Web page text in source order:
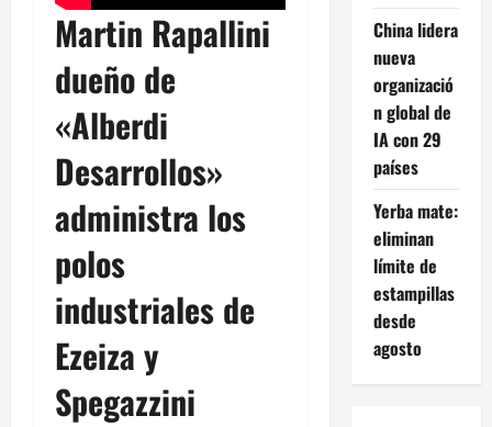
Martin Rapallini
dueño de
«Alberdi
Desarrollos»
administra los
polos
industriales de
Ezeiza y
Spegazzini
China lidera
nueva
organizació
n global de
IA con 29
países
Yerba mate:
eliminan
límite de
estampillas
desde
agosto